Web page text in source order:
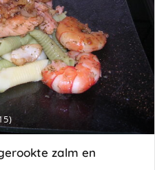
zalm en